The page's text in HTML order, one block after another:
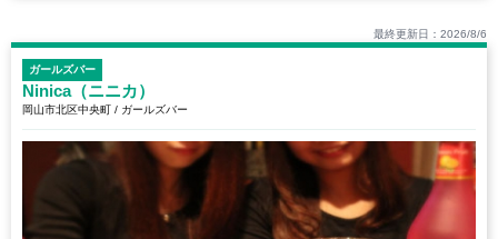
最終更新日：2026/8/6
ガールズバー
Ninica（ニニカ）
岡山市北区中央町 / ガールズバー